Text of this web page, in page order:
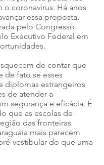
o coronavírus. Há anos
essa proposta,
pelo Congresso
Executivo Federal em
de contar que
de fato se esses
diplomas estrangeiros
de atender a
segurança e eficácia. É
que as escolas de
das fronteiras
mais parecem
vestibular do que uma